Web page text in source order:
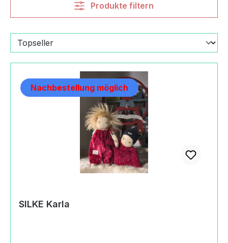
Produkte filtern
Nachbestellung möglich
SILKE Karla